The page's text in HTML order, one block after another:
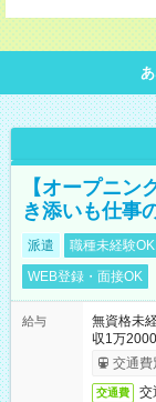
【オープニン
き添いも仕事
派遣 職種未経験OK
WEB登録・面接OK
給与
無資格未
収1万
交通費
交通費 交